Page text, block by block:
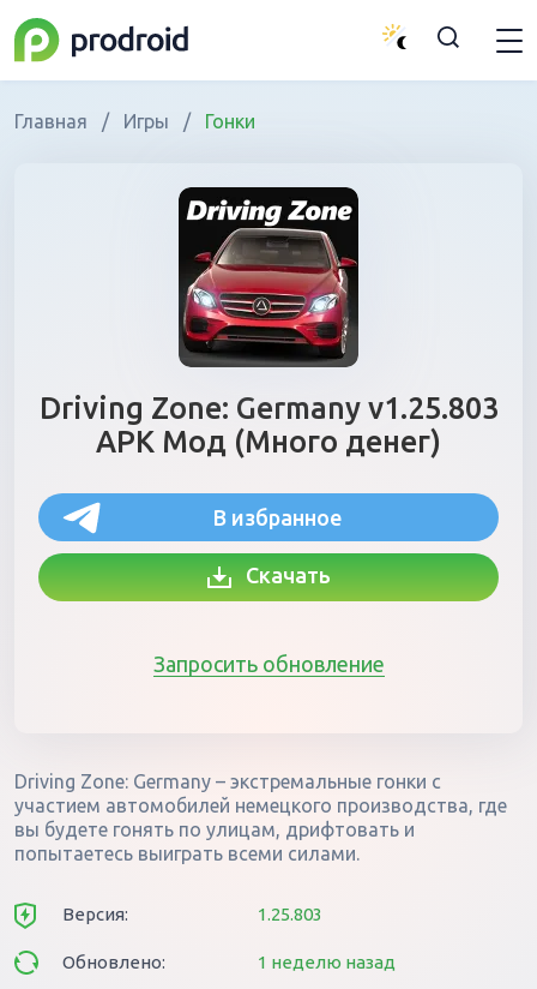
Главная / Игры / Гонки
Driving Zone: Germany v1.25.803
APK Мод (Много денег)
В избранное
Скачать
Запросить обновление
Driving Zone: Germany – экстремальные гонки с
участием автомобилей немецкого производства, где
вы будете гонять по улицам, дрифтовать и
попытаетесь выиграть всеми силами.
Версия: 1.25.803
Обновлено: 1 неделю назад